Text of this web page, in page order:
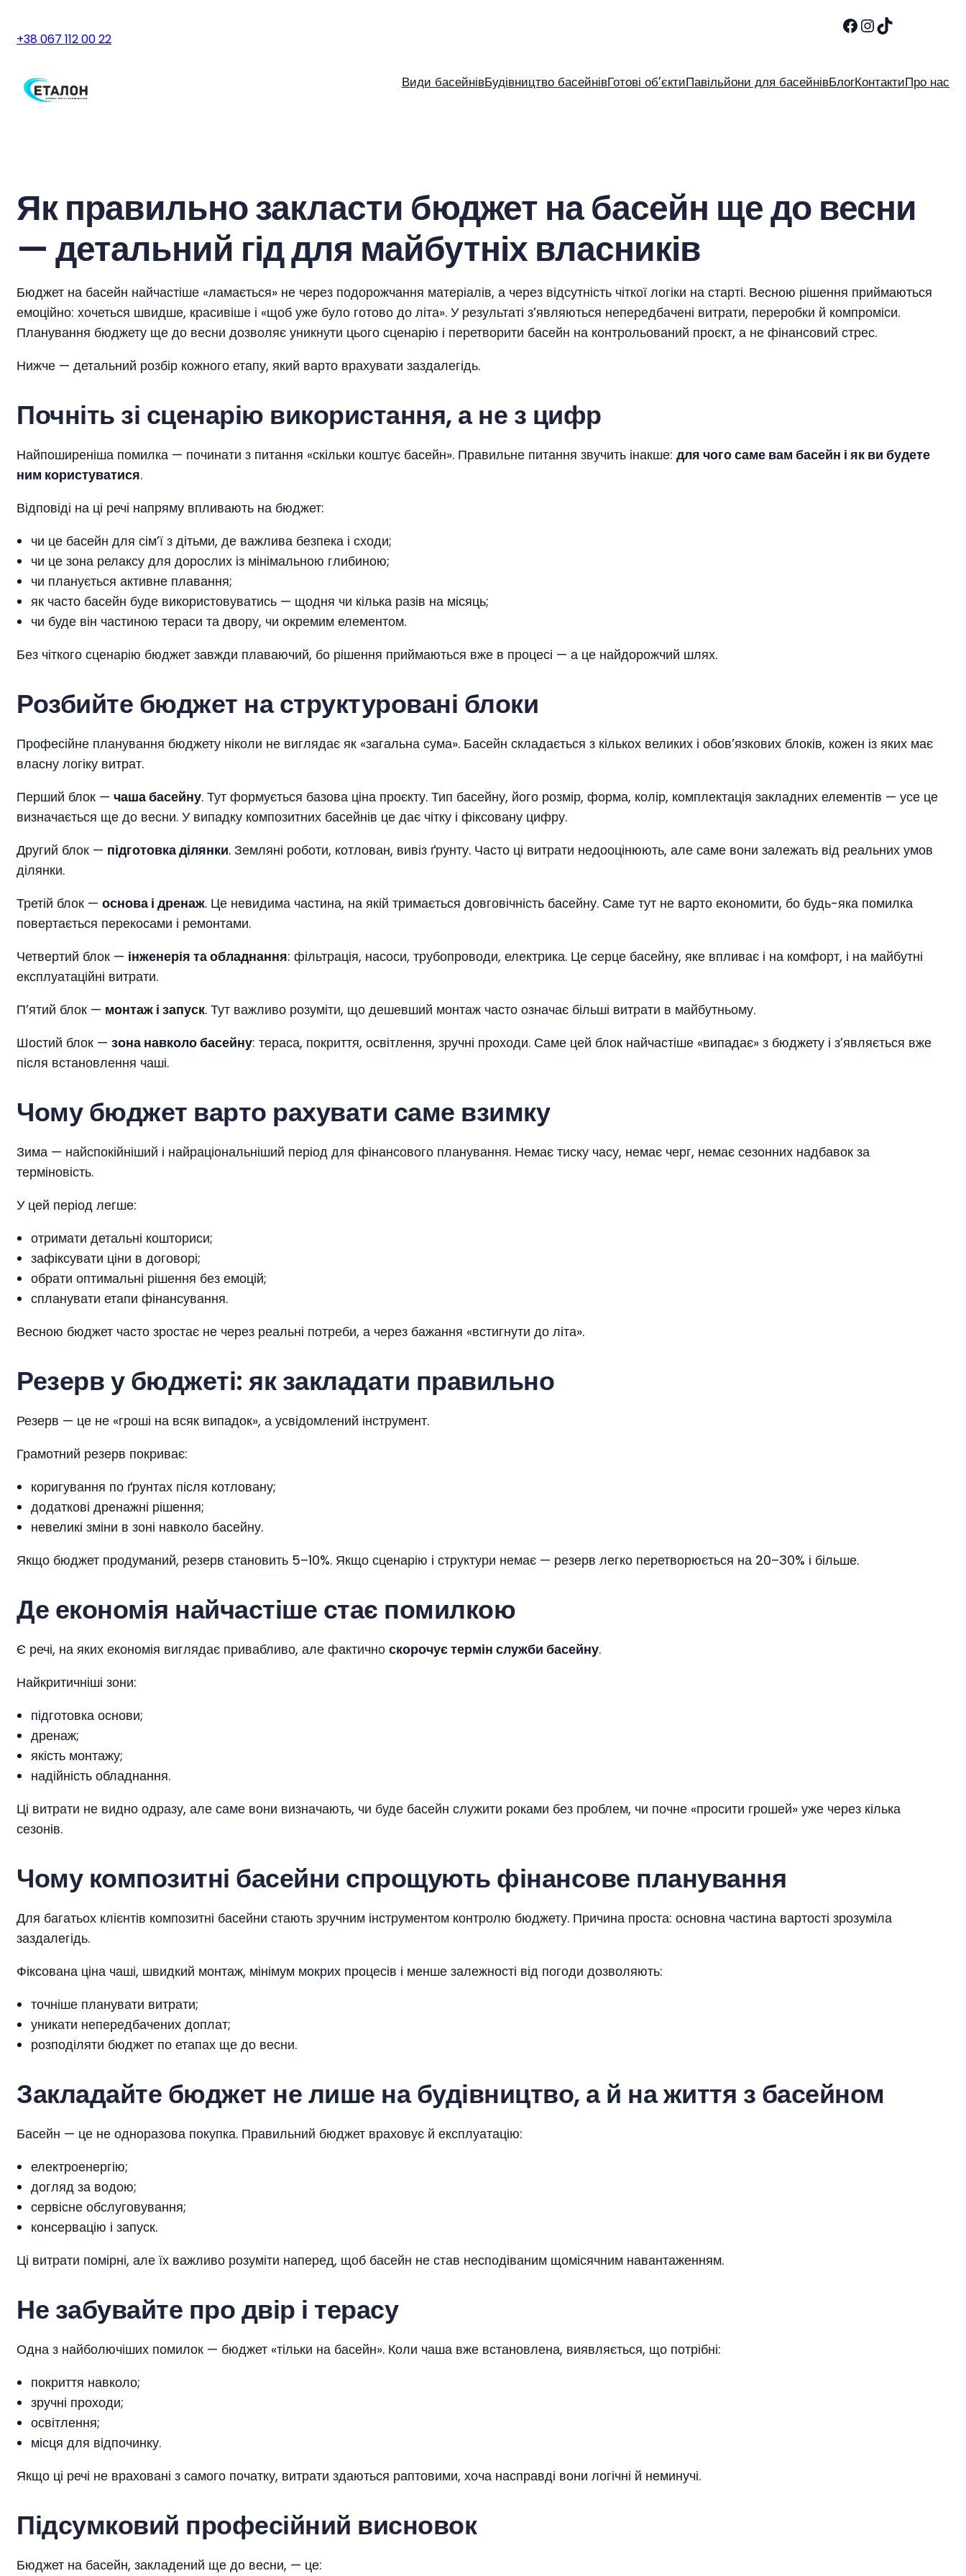
+38 067 112 00 22
Facebook InstagramTikTok
Види басейнівБудівництво басейнівГотові об’єктиПавільйони для басейнівБлогКонтактиПро нас
Як правильно закласти бюджет на басейн ще до весни
— детальний гід для майбутніх власників
Бюджет на басейн найчастіше «ламається» не через подорожчання матеріалів, а через відсутність чіткої логіки на старті. Весною рішення приймаються
емоційно: хочеться швидше, красивіше і «щоб уже було готово до літа». У результаті з’являються непередбачені витрати, переробки й компроміси.
Планування бюджету ще до весни дозволяє уникнути цього сценарію і перетворити басейн на контрольований проєкт, а не фінансовий стрес.
Нижче — детальний розбір кожного етапу, який варто врахувати заздалегідь.
Почніть зі сценарію використання, а не з цифр
Найпоширеніша помилка — починати з питання «скільки коштує басейн». Правильне питання звучить інакше: для чого саме вам басейн і як ви будете
ним користуватися.
Відповіді на ці речі напряму впливають на бюджет:
чи це басейн для сім’ї з дітьми, де важлива безпека і сходи;
чи це зона релаксу для дорослих із мінімальною глибиною;
чи планується активне плавання;
як часто басейн буде використовуватись — щодня чи кілька разів на місяць;
чи буде він частиною тераси та двору, чи окремим елементом.
Без чіткого сценарію бюджет завжди плаваючий, бо рішення приймаються вже в процесі — а це найдорожчий шлях.
Розбийте бюджет на структуровані блоки
Професійне планування бюджету ніколи не виглядає як «загальна сума». Басейн складається з кількох великих і обов’язкових блоків, кожен із яких має
власну логіку витрат.
Перший блок — чаша басейну. Тут формується базова ціна проєкту. Тип басейну, його розмір, форма, колір, комплектація закладних елементів — усе це
визначається ще до весни. У випадку композитних басейнів це дає чітку і фіксовану цифру.
Другий блок — підготовка ділянки. Земляні роботи, котлован, вивіз ґрунту. Часто ці витрати недооцінюють, але саме вони залежать від реальних умов
ділянки.
Третій блок — основа і дренаж. Це невидима частина, на якій тримається довговічність басейну. Саме тут не варто економити, бо будь-яка помилка
повертається перекосами і ремонтами.
Четвертий блок — інженерія та обладнання: фільтрація, насоси, трубопроводи, електрика. Це серце басейну, яке впливає і на комфорт, і на майбутні
експлуатаційні витрати.
П’ятий блок — монтаж і запуск. Тут важливо розуміти, що дешевший монтаж часто означає більші витрати в майбутньому.
Шостий блок — зона навколо басейну: тераса, покриття, освітлення, зручні проходи. Саме цей блок найчастіше «випадає» з бюджету і з’являється вже
після встановлення чаші.
Чому бюджет варто рахувати саме взимку
Зима — найспокійніший і найраціональніший період для фінансового планування. Немає тиску часу, немає черг, немає сезонних надбавок за
терміновість.
У цей період легше:
отримати детальні кошториси;
зафіксувати ціни в договорі;
обрати оптимальні рішення без емоцій;
спланувати етапи фінансування.
Весною бюджет часто зростає не через реальні потреби, а через бажання «встигнути до літа».
Резерв у бюджеті: як закладати правильно
Резерв — це не «гроші на всяк випадок», а усвідомлений інструмент.
Грамотний резерв покриває:
коригування по ґрунтах після котловану;
додаткові дренажні рішення;
невеликі зміни в зоні навколо басейну.
Якщо бюджет продуманий, резерв становить 5–10%. Якщо сценарію і структури немає — резерв легко перетворюється на 20–30% і більше.
Де економія найчастіше стає помилкою
Є речі, на яких економія виглядає привабливо, але фактично скорочує термін служби басейну.
Найкритичніші зони:
підготовка основи;
дренаж;
якість монтажу;
надійність обладнання.
Ці витрати не видно одразу, але саме вони визначають, чи буде басейн служити роками без проблем, чи почне «просити грошей» уже через кілька
сезонів.
Чому композитні басейни спрощують фінансове планування
Для багатьох клієнтів композитні басейни стають зручним інструментом контролю бюджету. Причина проста: основна частина вартості зрозуміла
заздалегідь.
Фіксована ціна чаші, швидкий монтаж, мінімум мокрих процесів і менше залежності від погоди дозволяють:
точніше планувати витрати;
уникати непередбачених доплат;
розподіляти бюджет по етапах ще до весни.
Закладайте бюджет не лише на будівництво, а й на життя з басейном
Басейн — це не одноразова покупка. Правильний бюджет враховує й експлуатацію:
електроенергію;
догляд за водою;
сервісне обслуговування;
консервацію і запуск.
Ці витрати помірні, але їх важливо розуміти наперед, щоб басейн не став несподіваним щомісячним навантаженням.
Не забувайте про двір і терасу
Одна з найболючіших помилок — бюджет «тільки на басейн». Коли чаша вже встановлена, виявляється, що потрібні:
покриття навколо;
зручні проходи;
освітлення;
місця для відпочинку.
Якщо ці речі не враховані з самого початку, витрати здаються раптовими, хоча насправді вони логічні й неминучі.
Підсумковий професійний висновок
Бюджет на басейн, закладений ще до весни, — це: